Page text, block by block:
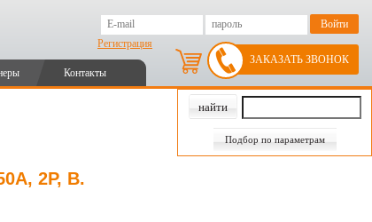
Регистрация
Контакты
ЗАКАЗАТЬ ЗВОНОК
Подбор по параметрам
2P, B.